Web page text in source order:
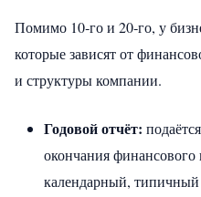
Помимо 10‑го и 20‑го, у
которые зависят от
и структуры компании.
Годовой отчёт:
окончания
календарный,